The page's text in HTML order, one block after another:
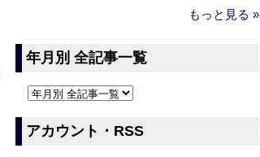
もっと見る »
年月別 全記事一覧
アカウント・RSS